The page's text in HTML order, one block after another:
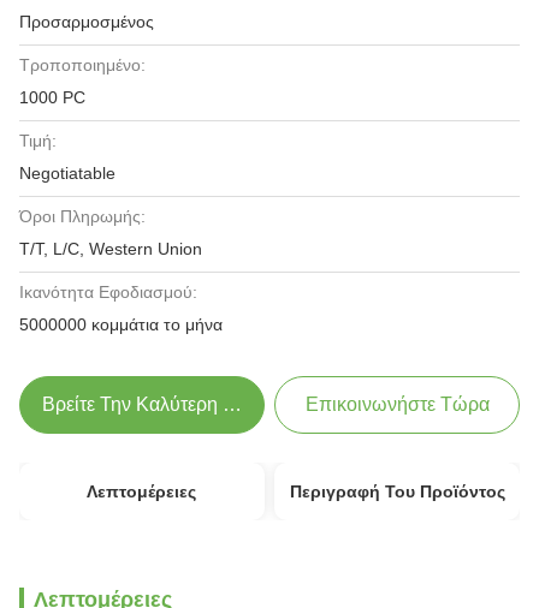
Προσαρμοσμένος
Τροποποιημένο:
1000 PC
Τιμή:
Negotiatable
Όροι Πληρωμής:
T/T, L/C, Western Union
Ικανότητα Εφοδιασμού:
5000000 κομμάτια το μήνα
Βρείτε Την Καλύτερη Τιμή Επικοινωνήστε Τώρα
Λεπτομέρειες Περιγραφή Του Προϊόντος
Λεπτομέρειες